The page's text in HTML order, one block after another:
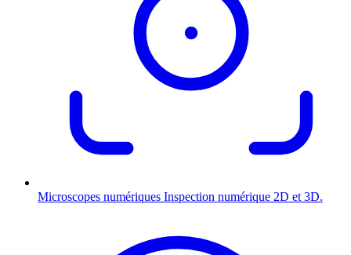
Microscopes numériques Inspection numérique 2D et 3D.